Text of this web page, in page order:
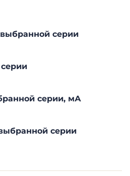
серии
серии, мА
серии